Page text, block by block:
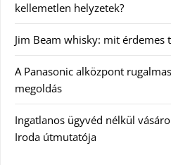
kellemetlen helyzetek?
Jim Beam whisky: mit érdemes
A Panasonic alközpont
megoldás
Ingatlanos ügyvéd nélkül
Iroda útmutatója